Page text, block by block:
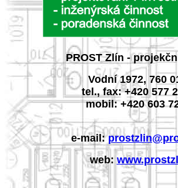
PROST Zlín -
Vodní 1972, 760
tel., fax: +420 577
mobil: +420 603
e-mail:
web: